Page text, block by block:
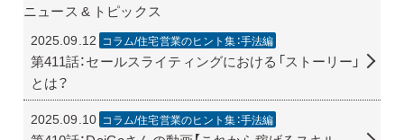
ニュース & トピックス
2025.09.12 コラム/住宅営業のヒント集：手法編
第411話：セールスライティングにおける「ストーリー」
とは？
2025.09.10 コラム/住宅営業のヒント集：手法編